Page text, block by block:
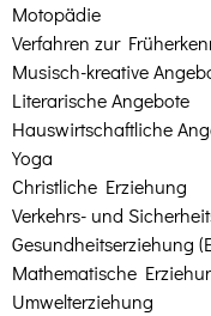
Motopädie
Verfahren zur
Musisch-kreative
Literarische Angebote
Hauswirtschaftliche
Yoga
Christliche Erziehung
Verkehrs- und
Gesundheitserziehung
Mathematische
Umwelterziehung